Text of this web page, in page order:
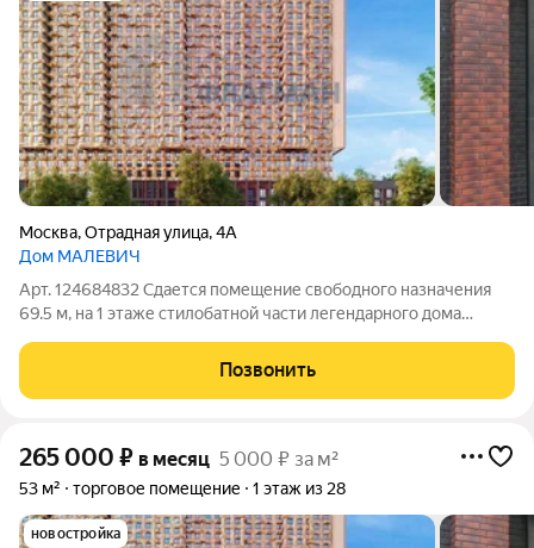
Москва,Отрадная улица,4А
Дом МАЛЕВИЧ
Арт. 124684832 Сдается помещение свободного назначения
69.5 м, на 1 этаже стилобатной части легендарного дома
Площадь:69.5 м Этаж: 2 из 28 Помещение: Свободно. Метро:
Отрадное (10 мин.), Владыкино
Позвонить
265 000 ₽ в месяц 5 000 ₽ за м²
53 м² торговое помещение 1 этаж из 28
новостройка